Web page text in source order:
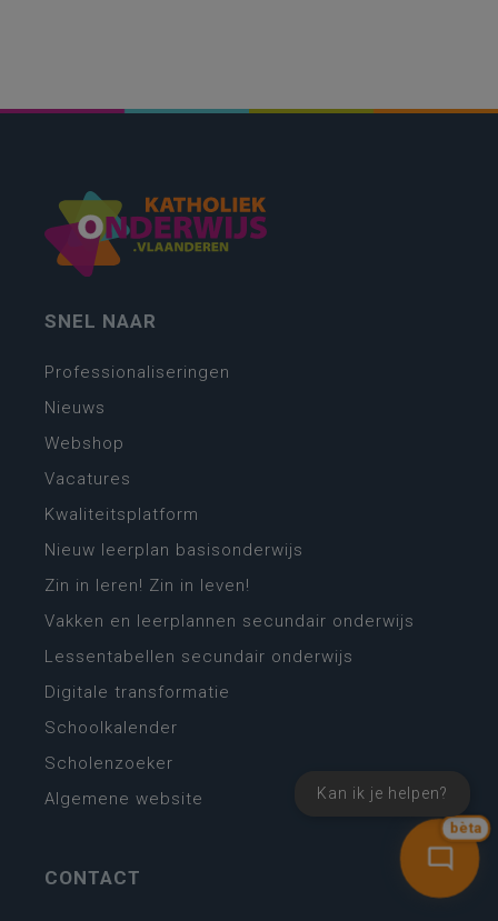
bèta
Kan ik je helpen?
SNEL NAAR
Professionaliseringen
Nieuws
Webshop
Vacatures
Kwaliteitsplatform
Nieuw leerplan basisonderwijs
Zin in leren! Zin in leven!
Vakken en leerplannen secundair onderwijs
Lessentabellen secundair onderwijs
Digitale transformatie
Schoolkalender
Scholenzoeker
Algemene website
CONTACT